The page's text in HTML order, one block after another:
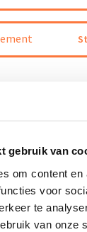
gebruik van
om content en
voor
te
van onze
voor
leer je om
te realiseren